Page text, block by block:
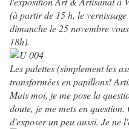
(à partir de 15 h, le
dimanche le 25 novembre
18h).
Les palettes (simplement les
transformées en papillons!
Mais moi, je me pose la
doute, je me mets en
d'exposer un peu aussi. Je ne